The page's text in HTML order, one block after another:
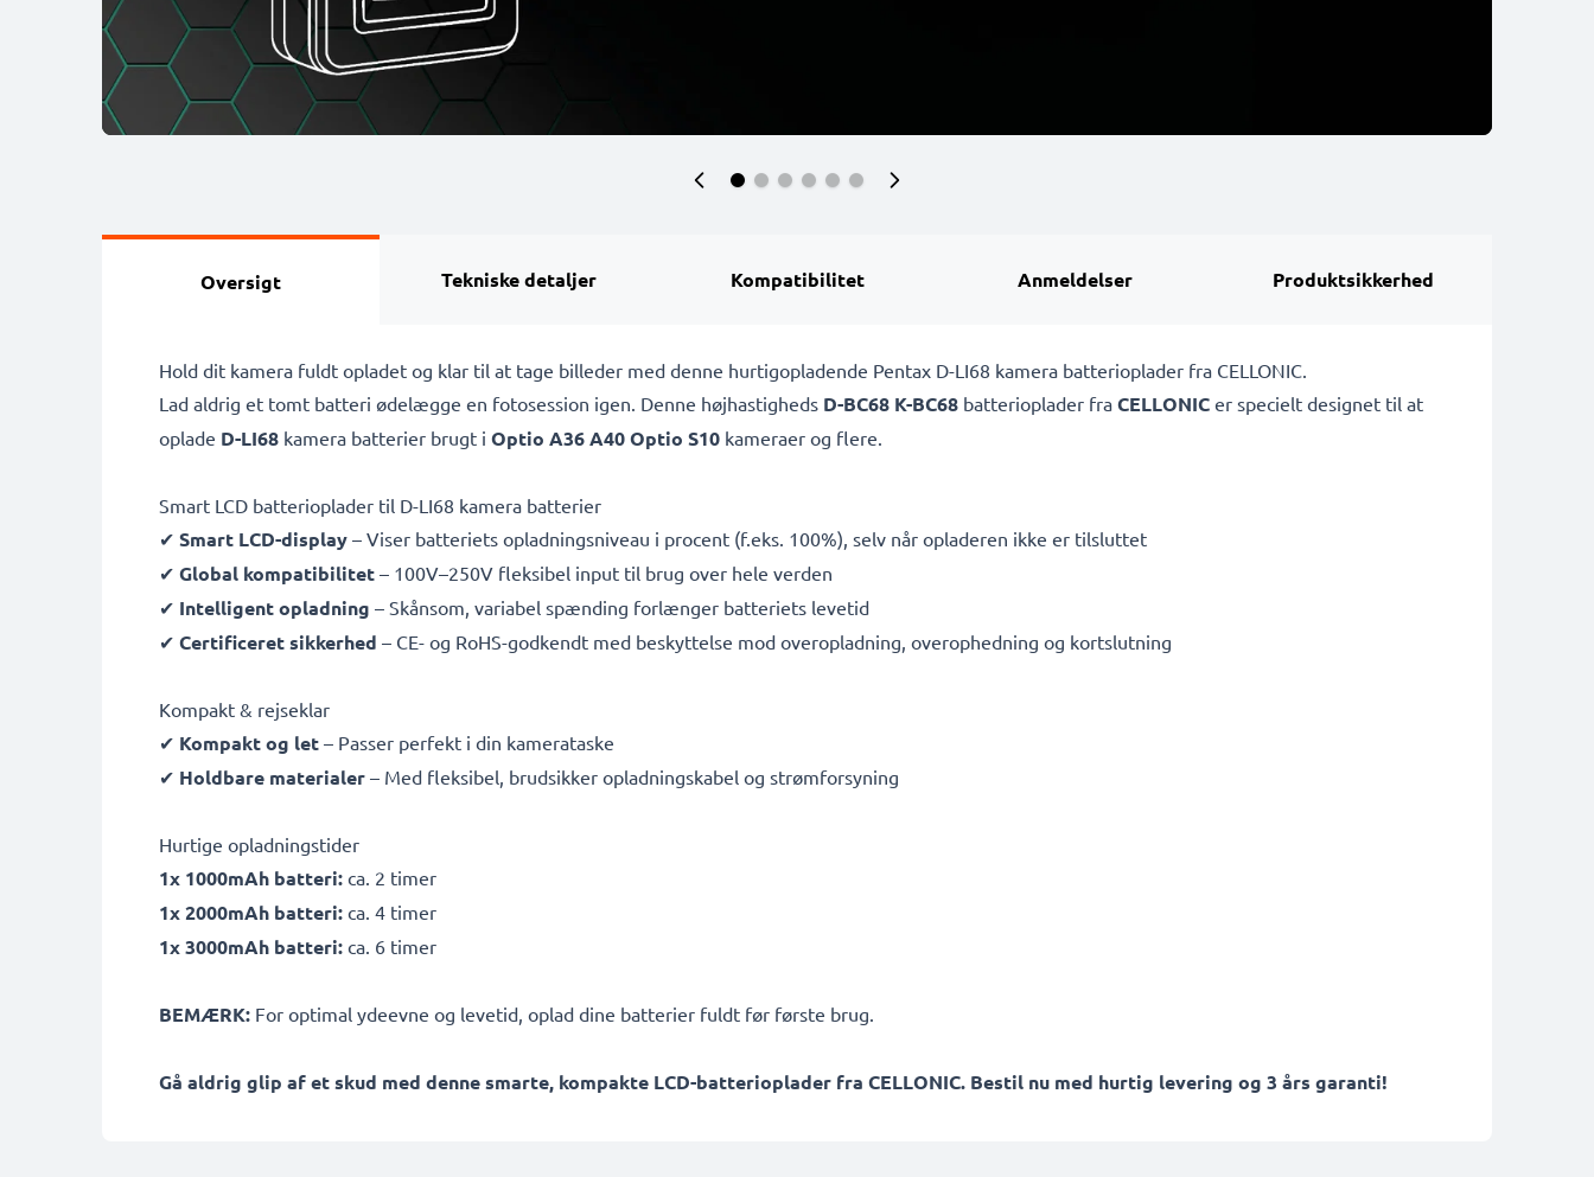
Oversigt Tekniske detaljer Kompatibilitet Anmeldelser Produktsikkerhed
Hold dit kamera fuldt opladet og klar til at tage billeder med denne hurtigopladende Pentax D-LI68 kamera batterioplader fra CELLONIC.
Lad aldrig et tomt batteri ødelægge en fotosession igen. Denne højhastigheds D-BC68 K-BC68 batterioplader fra CELLONIC er specielt designet til at
oplade D-LI68 kamera batterier brugt i Optio A36 A40 Optio S10 kameraer og flere.
Smart LCD batterioplader til D-LI68 kamera batterier
✔ Smart LCD-display – Viser batteriets opladningsniveau i procent (f.eks. 100%), selv når opladeren ikke er tilsluttet
✔ Global kompatibilitet – 100V–250V fleksibel input til brug over hele verden
✔ Intelligent opladning – Skånsom, variabel spænding forlænger batteriets levetid
✔ Certificeret sikkerhed – CE- og RoHS-godkendt med beskyttelse mod overopladning, overophedning og kortslutning
Kompakt & rejseklar
✔ Kompakt og let – Passer perfekt i din kamerataske
✔ Holdbare materialer – Med fleksibel, brudsikker opladningskabel og strømforsyning
Hurtige opladningstider
1x 1000mAh batteri: ca. 2 timer
1x 2000mAh batteri: ca. 4 timer
1x 3000mAh batteri: ca. 6 timer
BEMÆRK: For optimal ydeevne og levetid, oplad dine batterier fuldt før første brug.
Gå aldrig glip af et skud med denne smarte, kompakte LCD-batterioplader fra CELLONIC. Bestil nu med hurtig levering og 3 års garanti!